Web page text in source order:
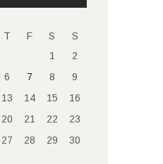
T F S
S
1
2
6 7 8
9
13 14 15
16
20 21 22
23
27 28 29
30